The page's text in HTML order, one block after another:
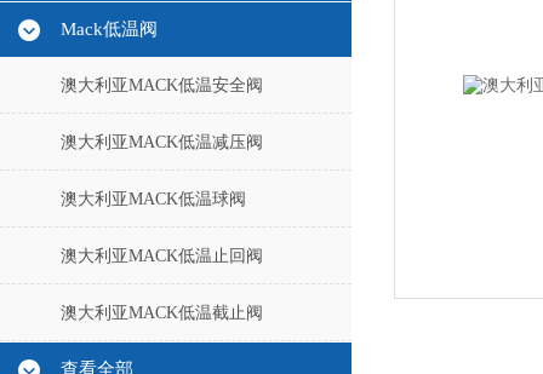
Mack低温阀
澳大利亚MACK低温安全阀
澳大利亚MACK低温减压阀
澳大利亚MACK低温球阀
澳大利亚MACK低温止回阀
澳大利亚MACK低温截止阀
查看全部